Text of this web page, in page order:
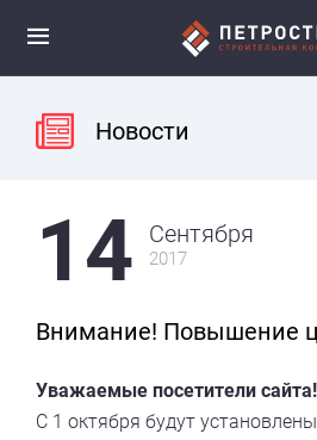
Новости
14 Сентября
2017
Внимание! Повышение
Уважаемые посетители сайта!
С 1 октября будут